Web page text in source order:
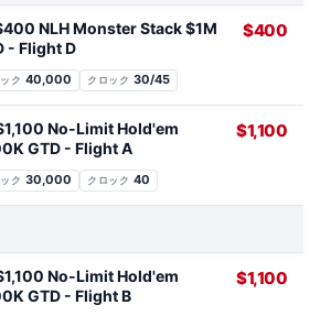
NLH Monster Stack $1M
- Flight D
ク 40,000 クロック 30/45
$400
No-Limit Hold'em
GTD - Flight A
ク 30,000 クロック 40
$1,100
No-Limit Hold'em
GTD - Flight B
$1,100